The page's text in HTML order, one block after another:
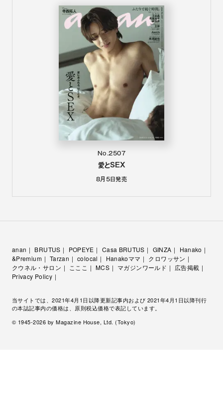
No.2507
愛とSEX
8月5日発売
anan BRUTUS POPEYE Casa BRUTUS GINZA
Hanako
&Premium
Tarzan colocal Hanakoママ
クロワッサン
クウネル・サロン
こここ MCS マガジンワールド
広告掲載
Privacy Policy
当サイトでは、2021年4月1日以降更新記事内および 2021年4月1日以降刊行
の本誌記事内の価格は、原則税込価格で表記しています。
© 1945-2026 by Magazine House, Ltd. (Tokyo)